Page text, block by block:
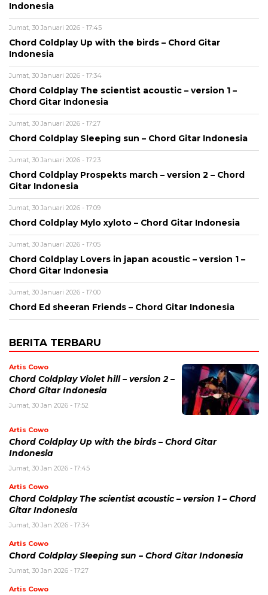
Indonesia
Jumat, 30 Januari 2026 - 17:45
Chord Coldplay Up with the birds – Chord Gitar
Indonesia
Jumat, 30 Januari 2026 - 17:34
Chord Coldplay The scientist acoustic – version 1 –
Chord Gitar Indonesia
Jumat, 30 Januari 2026 - 17:27
Chord Coldplay Sleeping sun – Chord Gitar Indonesia
Jumat, 30 Januari 2026 - 17:23
Chord Coldplay Prospekts march – version 2 – Chord
Gitar Indonesia
Jumat, 30 Januari 2026 - 17:09
Chord Coldplay Mylo xyloto – Chord Gitar Indonesia
Jumat, 30 Januari 2026 - 17:05
Chord Coldplay Lovers in japan acoustic – version 1 –
Chord Gitar Indonesia
Jumat, 30 Januari 2026 - 17:00
Chord Ed sheeran Friends – Chord Gitar Indonesia
BERITA TERBARU
Artis Cowo
Chord Coldplay Violet hill – version 2 –
Chord Gitar Indonesia
Jumat, 30 Jan 2026 - 17:52
Artis Cowo
Chord Coldplay Up with the birds – Chord Gitar
Indonesia
Jumat, 30 Jan 2026 - 17:45
Artis Cowo
Chord Coldplay The scientist acoustic – version 1 – Chord
Gitar Indonesia
Jumat, 30 Jan 2026 - 17:34
Artis Cowo
Chord Coldplay Sleeping sun – Chord Gitar Indonesia
Jumat, 30 Jan 2026 - 17:27
Artis Cowo